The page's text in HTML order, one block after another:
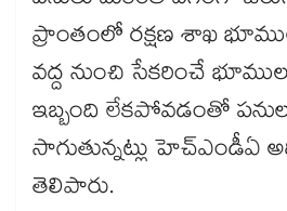
ప్రాంతంలో రక్షణ శాఖ
వద్ద నుంచి సేకరించే
ఇబ్బంది లేకపోవడంతో
సాగుతున్నట్లు హెచ్ఎండీఏ
తెలిపారు.